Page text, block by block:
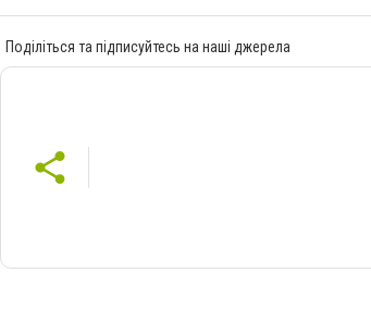
Поділіться та підписуйтесь на наші джерела